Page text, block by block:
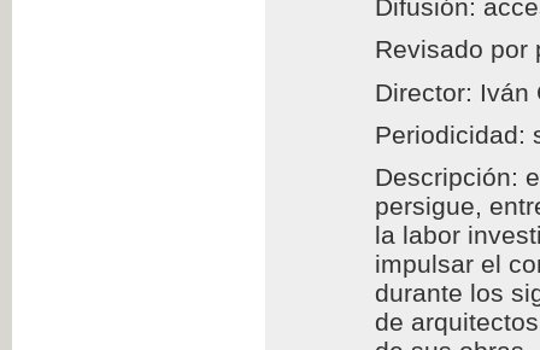
Difusión:
Revisado por
Director: Iván
Periodicidad:
Descripción:
persigue,
la labor
impulsar el
durante los
de